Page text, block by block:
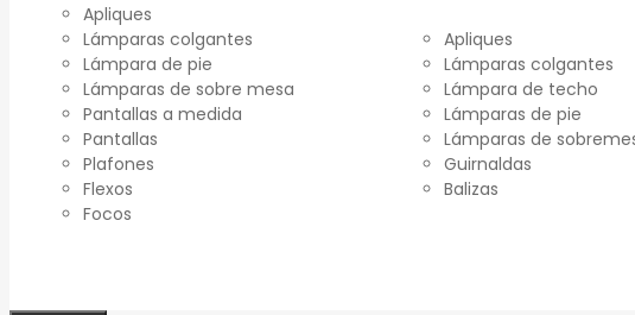
Apliques
Lámparas colgantes
Lámpara de pie
Lámparas de sobre mesa
Pantallas a medida
Pantallas
Plafones
Flexos
Focos
Apliques
Lámparas colgantes
Lámpara de techo
Lámparas de pie
Lámparas de
Guirnaldas
Balizas